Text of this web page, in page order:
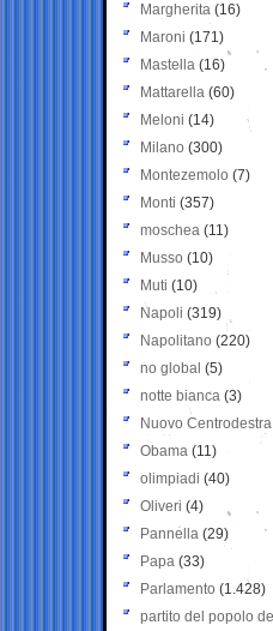
Margherita (16)
Maroni (171)
Mastella (16)
Mattarella (60)
Meloni (14)
Milano (300)
Montezemolo (7)
Monti (357)
moschea (11)
Musso (10)
Muti (10)
Napoli (319)
Napolitano (220)
no global (5)
notte bianca (3)
Nuovo Centrodestra
Obama (11)
olimpiadi (40)
Oliveri (4)
Pannella (29)
Papa (33)
Parlamento (1.428)
partito del popolo